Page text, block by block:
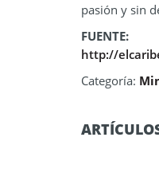
pasión y sin
FUENTE:
http://
Categoría: